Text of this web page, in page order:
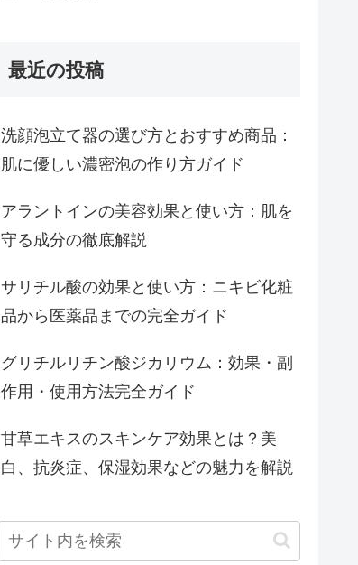
最近の投稿
洗顔泡立て器の選び方とおすすめ商品：
肌に優しい濃密泡の作り方ガイド
アラントインの美容効果と使い方：肌を
守る成分の徹底解説
サリチル酸の効果と使い方：ニキビ化粧
品から医薬品までの完全ガイド
グリチルリチン酸ジカリウム：効果・副
作用・使用方法完全ガイド
甘草エキスのスキンケア効果とは？美
白、抗炎症、保湿効果などの魅力を解説